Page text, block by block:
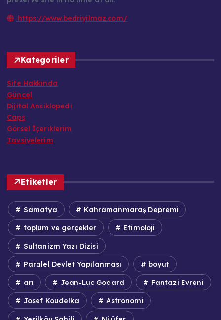
https://www.bedriyilmaz.com/
Kategoriler
Site Hakkında
Güncel
Dijital Ansiklopedi
Caps
Görsel İçeriklerim
Tavsiyelerim
Etiketler
Samatya Kahramanmaraş Depremi
toplum ve gerçekler Etimoloji
Sultanizm Yazı Dizisi
Paralel Devlet Yapılanması boyut
arı Jean-Luc Godard Fantazi Evreni
Josef Koudelka Astronomi